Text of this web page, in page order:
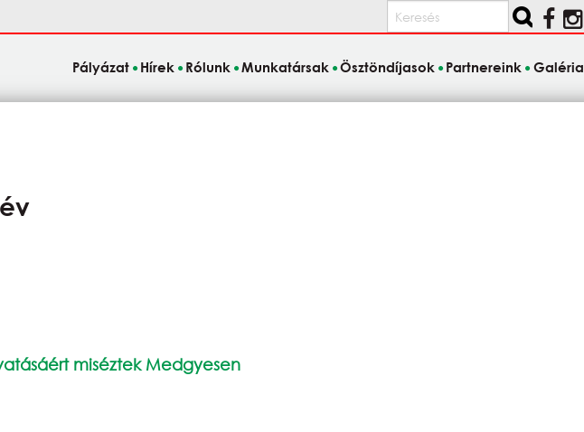
Keresés
Pályázat Hírek Rólunk Munkatársak Ösztöndíjasok Partnereink Galéria
miséztek Medgyesen